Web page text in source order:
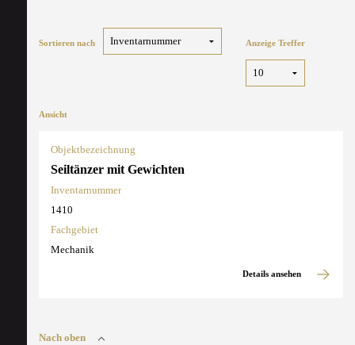
Sortieren nach Anzeige Treffer
Ansicht
Objektbezeichnung
Seiltänzer mit Gewichten
Inventarnummer
1410
Fachgebiet
Mechanik
Details ansehen
Nach oben